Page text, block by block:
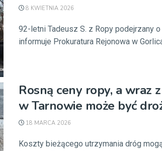
8 KWIETNIA 2026
92-letni Tadeusz S. z Ropy podejrzany
informuje Prokuratura Rejonowa w
Rosną ceny ropy, a wraz
w Tarnowie może być
18 MARCA 2026
Koszty bieżącego utrzymania dróg